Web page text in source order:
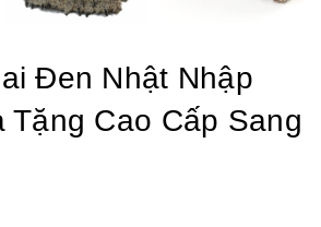
Đen Nhật Nhập
Tặng Cao Cấp Sang